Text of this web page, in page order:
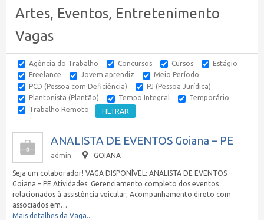
Artes, Eventos, Entretenimento
Vagas
Agência do Trabalho Concursos Cursos
Estágio
Freelance
Jovem aprendiz
Meio Período
PCD (Pessoa com Deficiência)
PJ (Pessoa Jurídica)
Plantonista (Plantão)
Tempo Integral
Temporário
Trabalho Remoto
ANALISTA DE EVENTOS Goiana – PE
admin GOIANA
Seja um colaborador! VAGA DISPONÍVEL: ANALISTA DE EVENTOS
Goiana – PE Atividades: Gerenciamento completo dos eventos
relacionados à assistência veicular; Acompanhamento direto com
associados em…
Mais detalhes da Vaga...